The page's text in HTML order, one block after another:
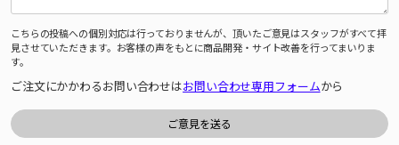
こちらの投稿への個別対応は行っておりませんが、頂いたご意見はスタッフがすべて拝
見させていただきます。お客様の声をもとに商品開発・サイト改善を行ってまいりま
す。
ご注文にかかわるお問い合わせはお問い合わせ専用フォームから